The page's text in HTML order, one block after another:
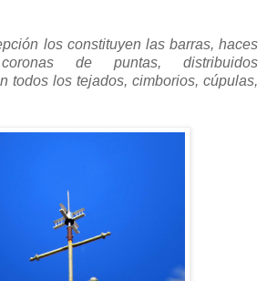
los constituyen las barras, haces
de puntas, distribuidos
todos los tejados, cimborios, cúpulas,